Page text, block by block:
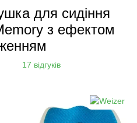
для сидіння
з ефектом
17 відгуків